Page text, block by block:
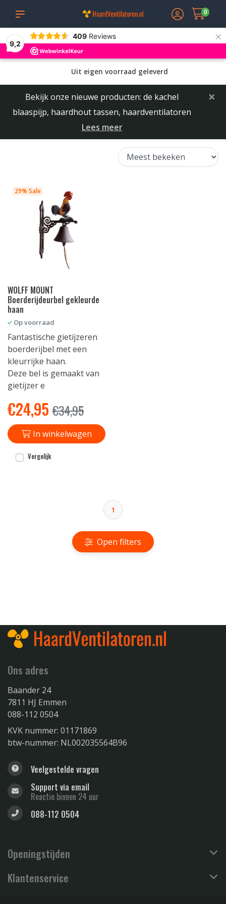
9,2
409 Reviews ×
0
Uit eigen voorraad geleverd
Bekijk onze nieuwe producten: de kachel
blaaspijp, haardhout tassen, haardventilatoren
Lees meer
×
29% Sale
WOLFF MOUNT
Boerderijdeurbel gekleurde
haan
Op voorraad
Fantastische gietijzeren
boerderijbel met een
kleurrijke haan.
Deze bel is gemaakt van
gietijzer e
€24,95 €34,95
In winkelwagen
Vergelijk
1
Open filters
Ons adres
Baander 24
7811 HJ Emmen
088-112 0504
KVK nummer: 01171869
btw-nummer: NL002035564B96
Veelgestelde vragen
Support via email
Reactie binnen 24 uur
088-112 0504
Openingstijden
Klantenservice